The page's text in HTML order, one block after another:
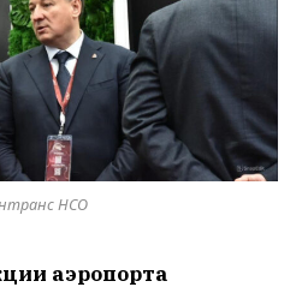
НСО
аэропорта